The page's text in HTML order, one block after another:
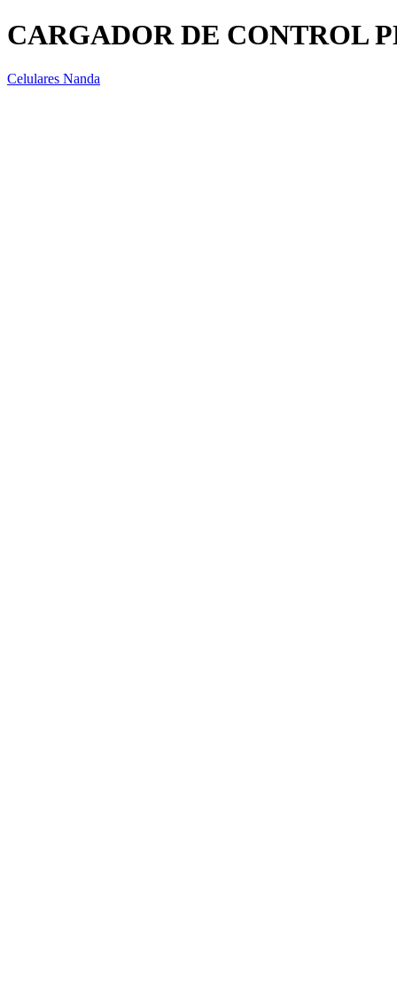
CARGADOR DE CONTROL
Celulares Nanda